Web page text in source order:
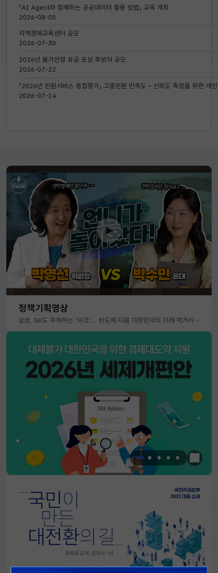
공지
「AI Agent와 함께하는 공공데이터 활용 방법」 교육 개최
2026-08-05
지역경제교육센터 공모
2026-07-30
2026년 물가안정 유공 포상 후보자 공모
2026-07-22
「2026년 민원서비스 종합평가」 고충민원 만족도‧신뢰도 측정을 위한 개
2026-07-14
정책기획영상
삼성, SK도 주목하는 '이것'... 반도체 다음 대한민국의 미래 먹거리는?
한눈에